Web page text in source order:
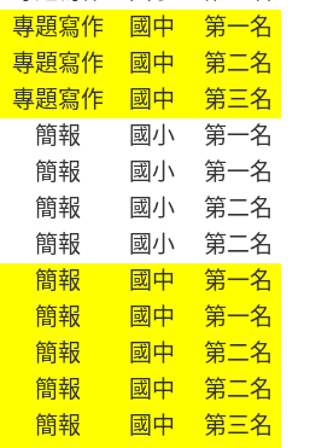
專題寫作 國中
第一名
專題寫作 國中
第二名
專題寫作 國中
第三名
簡報 國小
第一名
簡報 國小
第一名
簡報 國小
第二名
簡報 國小
第二名
簡報 國中
第一名
簡報 國中
第一名
簡報 國中
第二名
簡報 國中
第二名
簡報 國中
第三名